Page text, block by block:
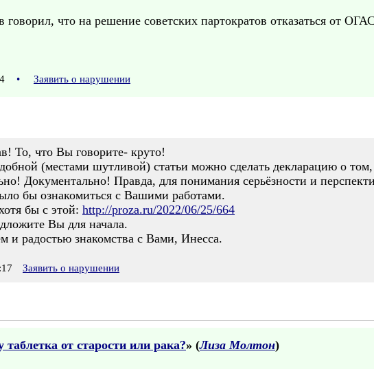
что на решение советских партократов отказаться от
• Заявить о нарушении
То, что Вы говорите- круто!
(местами шутливой) статьи можно сделать декларацию о
Документально! Правда, для понимания серьёзности и
бы ознакомиться с Вашими работами.
бы с этой: http://proza.ru/2022/06/25/664
Вы для начала.
и радостью знакомства с Вами, Инесса.
Заявить о нарушении
таблетка от старости или рака?» (Лиза Молтон)